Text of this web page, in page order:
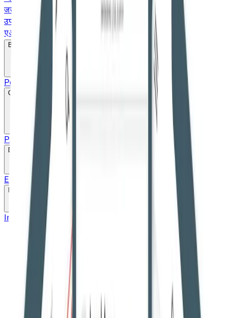
जजमेंट
उपभोक्ता मामले
एआईबीई एवं नियुक्ति
Bare Act
Popular Search
Constitution
Parts Schedule 20+ Language pdf
Drafts
English Draft Gujarati Draft
Important Links High Courts